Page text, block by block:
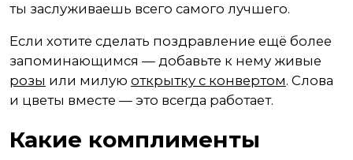
ты заслуживаешь всего самого лучшего.
Если хотите сделать поздравление ещё более
запоминающимся — добавьте к нему живые
розы или милую открытку с конвертом. Слова
и цветы вместе — это всегда работает.
Какие комплименты